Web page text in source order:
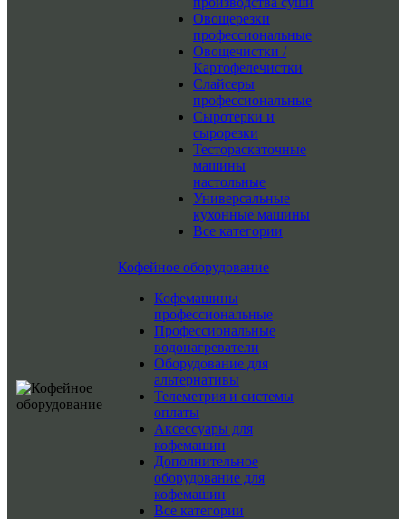
Овощерезки
профессиональные
Овощечистки /
Картофелечистки
Слайсеры
профессиональные
Сыротерки и
сырорезки
Тестораскаточные
машины
настольные
Универсальные
кухонные машины
Все категории
Кофейное оборудование
Кофемашины
профессиональные
Профессиональные
водонагреватели
Оборудование для
альтернативы
Телеметрия и системы
оплаты
Аксессуары для
кофемашин
Дополнительное
оборудование для
кофемашин
Все категории